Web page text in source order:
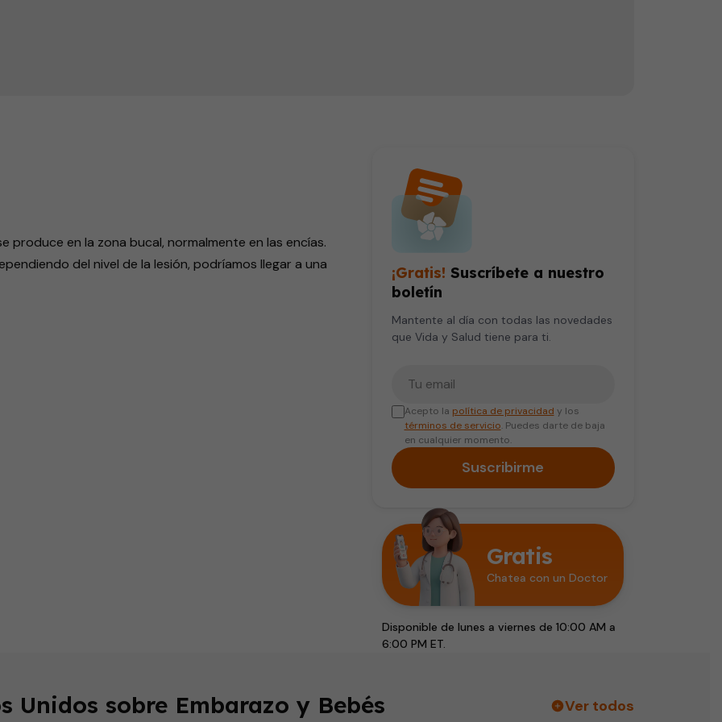
produce en la zona bucal, normalmente en las encías.
del nivel de la lesión, podríamos llegar a una
¡Gratis! Suscríbete a nuestro
boletín
Mantente al día con todas las novedades
que Vida y Salud tiene para ti.
Acepto la política de privacidad y los
términos de servicio. Puedes darte de baja
en cualquier momento.
Suscribirme
Gratis
Chatea con un Doctor
Disponible de lunes a viernes de 10:00 AM a
6:00 PM ET.
Unidos sobre Embarazo y Bebés Ver todos